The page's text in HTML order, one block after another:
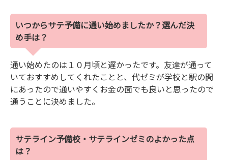
いつからサテ予備に通い始めましたか？選んだ決
め手は？
通い始めたのは１０月頃と遅かったです。友達が通って
いておすすめしてくれたことと、代ゼミが学校と駅の間
にあったので通いやすくお金の面でも良いと思ったので
通うことに決めました。
サテライン予備校・サテラインゼミのよかった点
は？